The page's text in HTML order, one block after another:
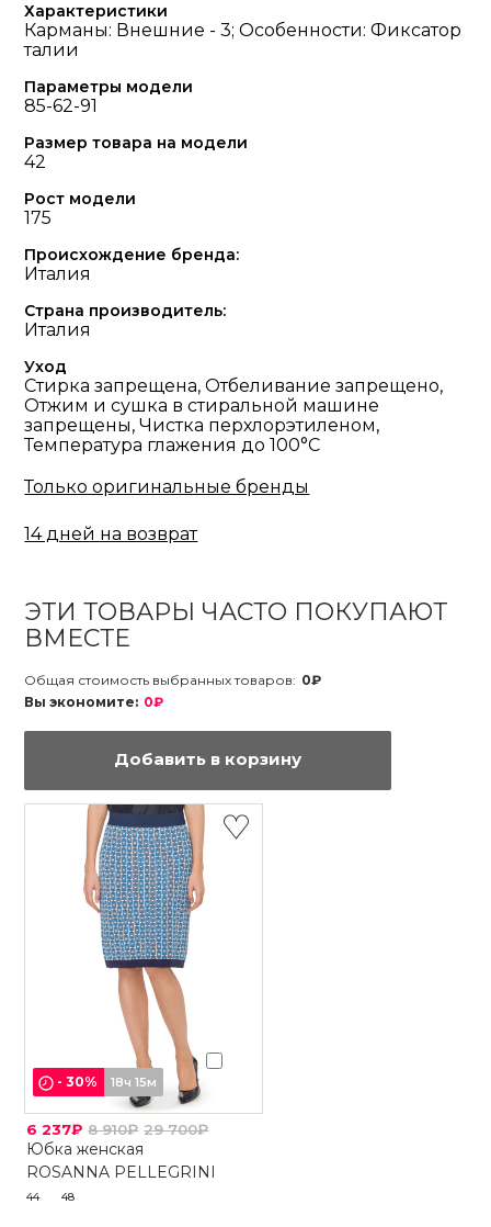
Характеристики
Карманы: Внешние - 3; Особенности: Фиксатор
талии
Параметры модели
85-62-91
Размер товара на модели
42
Рост модели
175
Происхождение бренда:
Италия
Страна производитель:
Италия
Уход
Стирка запрещена, Отбеливание запрещено,
Отжим и сушка в стиральной машине
запрещены, Чистка перхлорэтиленом,
Температура глажения до 100°С
Только оригинальные бренды
14 дней на возврат
ЭТИ ТОВАРЫ ЧАСТО ПОКУПАЮТ
ВМЕСТЕ
Общая стоимость выбранных товаров: 0₽
Вы экономите: 0₽
Добавить в корзину
-30% 18ч 15м
6 237₽ 8 910₽ 29 700₽
Юбка женская
ROSANNA PELLEGRINI
44 48